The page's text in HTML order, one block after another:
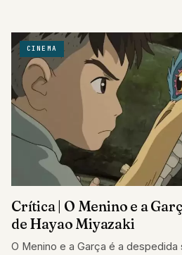
CINEMA
Crítica | O Menino e a
de Hayao Miyazaki
O Menino e a Garça é a